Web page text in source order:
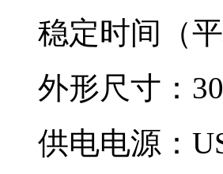
稳定时间（
外形尺寸：
供电电源：